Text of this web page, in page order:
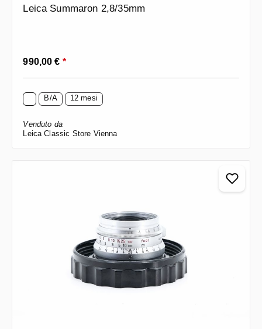
Leica Summaron 2,8/35mm
Prezzo normale:
990,00 € *
B/A 12 mesi
Venduto da
Leica Classic Store Vienna